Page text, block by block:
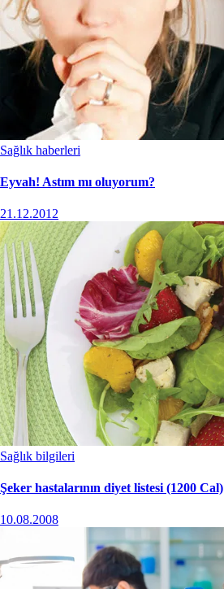
Sağlık haberleri
Eyvah! Astım mı oluyorum?
21.12.2012
Sağlık bilgileri
Şeker hastalarının diyet listesi (1200 Cal)
10.08.2008